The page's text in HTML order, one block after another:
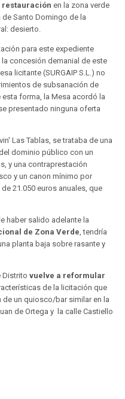
restauración en la zona verde
de Santo Domingo de la
desierto.
para este expediente
la concesión demanial de este
licitante (SURGAIP S.L.) no
de subsanación de
forma, la Mesa acordó la
presentado ninguna oferta
Las Tablas, se trataba de una
dominio público con un
y una contraprestación
y un canon mínimo por
21.050 euros anuales, que
haber salido adelante la
de Zona Verde, tendría
planta baja sobre rasante y
Distrito vuelve a reformular
de la licitación que
un quiosco/bar similar en la
de Ortega y la calle Castiello